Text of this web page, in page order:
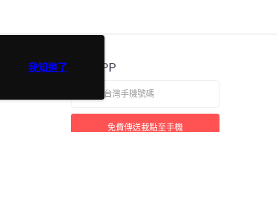
官方APP
免費傳送載點至手機
我知道了